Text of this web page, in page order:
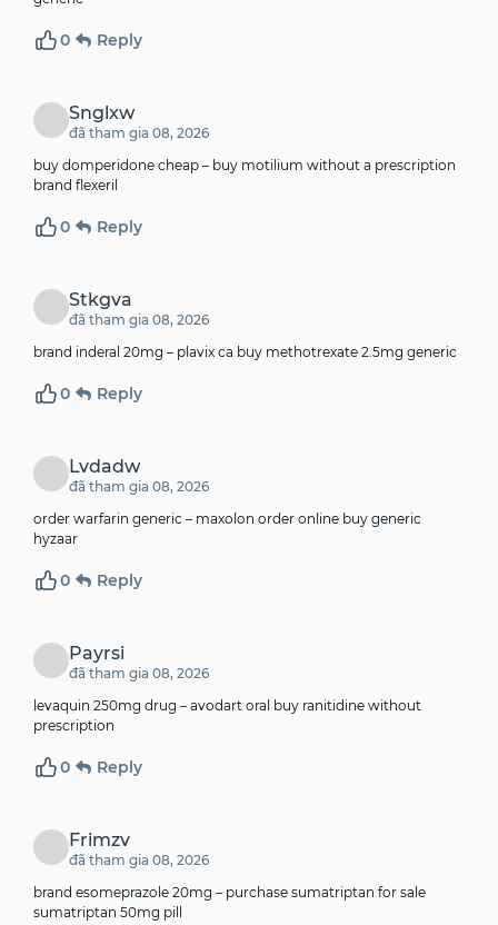
0 Reply
Snglxw
đã tham gia 08, 2026
buy domperidone cheap – buy motilium without a prescription
brand flexeril
0 Reply
Stkgva
đã tham gia 08, 2026
brand inderal 20mg – plavix ca buy methotrexate 2.5mg generic
0 Reply
Lvdadw
đã tham gia 08, 2026
order warfarin generic – maxolon order online buy generic
hyzaar
0 Reply
Payrsi
đã tham gia 08, 2026
levaquin 250mg drug – avodart oral buy ranitidine without
prescription
0 Reply
Frimzv
đã tham gia 08, 2026
brand esomeprazole 20mg – purchase sumatriptan for sale
sumatriptan 50mg pill